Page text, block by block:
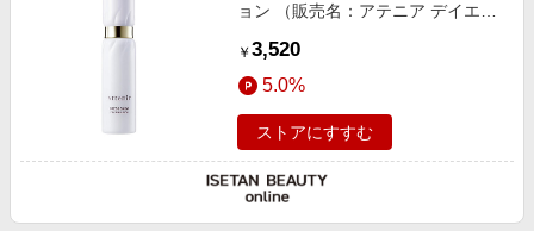
ョン （販売名：アテニア デイエマ
￥ 3,520
5.0%
ストアにすすむ